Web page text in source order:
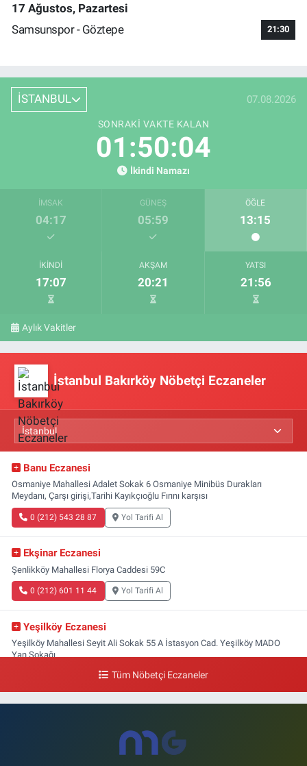
17 Ağustos, Pazartesi
Samsunspor - Göztepe
21:30
İSTANBUL 07.08.2026
SONRAKI VAKTE KALAN
01:50:04
İkindi Namazı
İMSAK
04:17
GÜNEŞ
05:59
ÖĞLE
13:15
İKINDI
17:07
AKŞAM
20:21
YATSI
21:56
Aylık Vakitler
İstanbul Bakırköy Nöbetçi Eczaneler
Banu Eczanesi
Osmaniye Mahallesi Adalet Sokak 6 Osmaniye Minibüs Durakları
Meydanı, Çarşı girişi,Tarihi Kayıkçıoğlu Fırını karşısı
0 (212) 543 28 87 Yol Tarifi Al
Ekşinar Eczanesi
Şenlikköy Mahallesi Florya Caddesi 59C
0 (212) 601 11 44 Yol Tarifi Al
Yeşilköy Eczanesi
Yeşilköy Mahallesi Seyit Ali Sokak 55 A İstasyon Cad. Yeşilköy MADO
Yan Sokağı
Yol Tarifi Al
Ataköy 3-4-11. Kısım Mahallesi Dr. Remzi Kazancıgil Caddesi Ataköy
4.Kısım Çarşısı No:12 Ataköy 4.Kısım Çarşısı
Tüm Nöbetçi Eczaneler